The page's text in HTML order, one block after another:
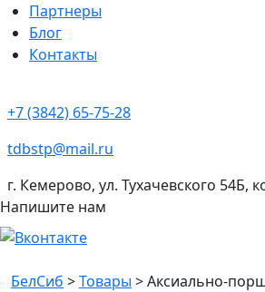
Партнеры
Блог
Контакты
+7 (3842) 65-75-28
tdbstp@mail.ru
г. Кемерово, ул. Тухачевского 54Б,
Напишите нам
БелСиб >Товары >Аксиально-